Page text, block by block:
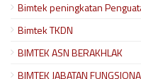
Bimtek peningkatan
Bimtek TKDN
BIMTEK ASN BERAKHLAK
BIMTEK JABATAN